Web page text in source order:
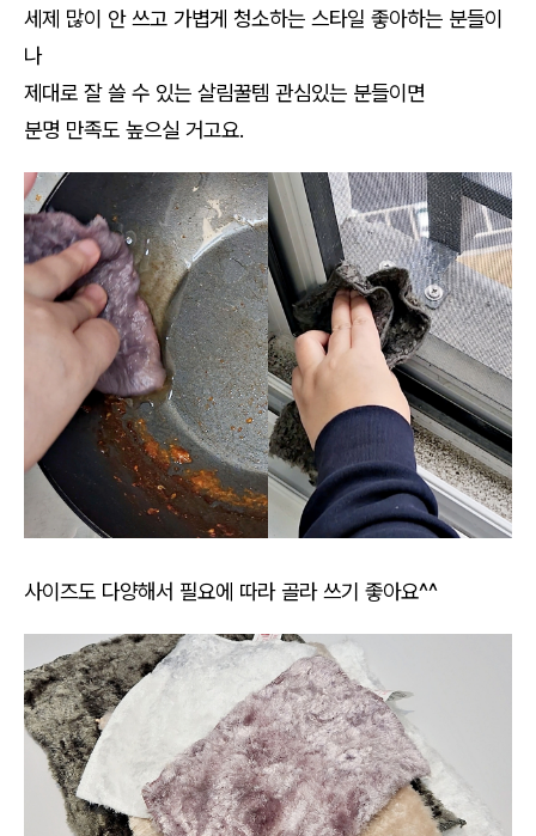
세제 많이 안 쓰고 가볍게 청소하는 스타일 좋아하는 분들이
나
제대로 잘 쓸 수 있는 살림꿀템 관심있는 분들이면
분명 만족도 높으실 거고요.
사이즈도 다양해서 필요에 따라 골라 쓰기 좋아요^^